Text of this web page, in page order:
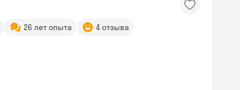
26 лет опыта 4 отзыва